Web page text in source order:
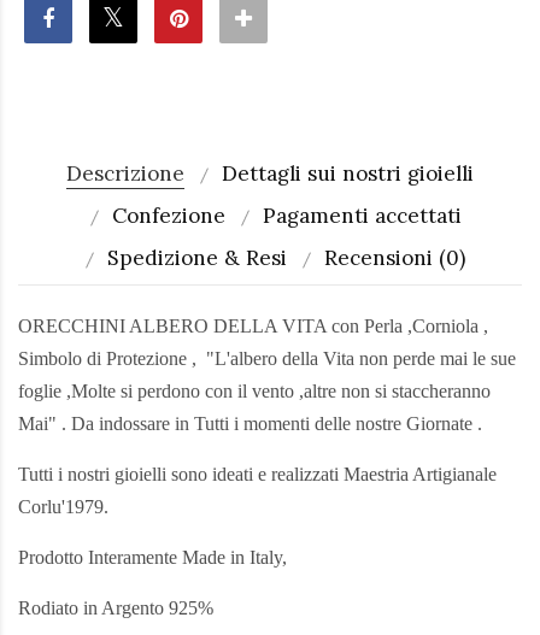
Descrizione
Dettagli sui nostri gioielli
Confezione
Pagamenti accettati
Spedizione & Resi
Recensioni (0)
ORECCHINI ALBERO DELLA VITA con Perla ,Corniola ,
Simbolo di Protezione , "L'albero della Vita non perde mai le sue
foglie ,Molte si perdono con il vento ,altre non si staccheranno
Mai" . Da indossare in Tutti i momenti delle nostre Giornate .
Tutti i nostri gioielli sono ideati e realizzati Maestria Artigianale
Corlu'1979.
Prodotto Interamente Made in Italy,
Rodiato in Argento 925%